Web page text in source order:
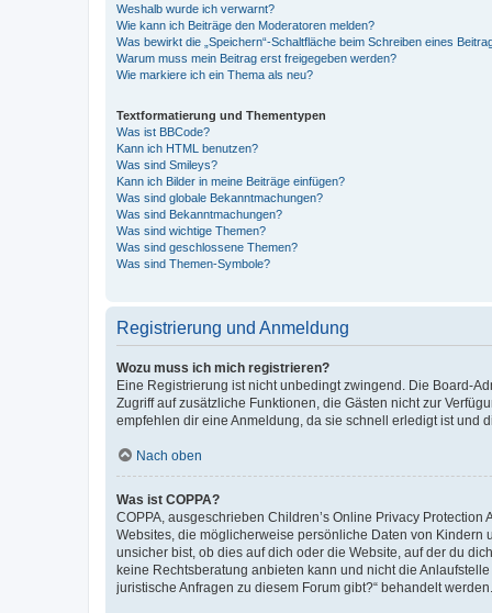
Weshalb wurde ich verwarnt?
Wie kann ich Beiträge den Moderatoren melden?
Was bewirkt die „Speichern“-Schaltfläche beim Schreiben eines
Warum muss mein Beitrag erst freigegeben werden?
Wie markiere ich ein Thema als neu?
Textformatierung und Thementypen
Was ist BBCode?
Kann ich HTML benutzen?
Was sind Smileys?
Kann ich Bilder in meine Beiträge einfügen?
Was sind globale Bekanntmachungen?
Was sind Bekanntmachungen?
Was sind wichtige Themen?
Was sind geschlossene Themen?
Was sind Themen-Symbole?
Registrierung und Anmeldung
Wozu muss ich mich registrieren?
Eine Registrierung ist nicht unbedingt zwingend. Die Board-
Zugriff auf zusätzliche Funktionen, die Gästen nicht zur
empfehlen dir eine Anmeldung, da sie schnell erledigt ist und
Nach oben
Was ist COPPA?
COPPA, ausgeschrieben Children’s Online Privacy
Websites, die möglicherweise persönliche Daten von
unsicher bist, ob dies auf dich oder die Website, auf der du
keine Rechtsberatung anbieten kann und nicht die
juristische Anfragen zu diesem Forum gibt?“ behandelt werden.